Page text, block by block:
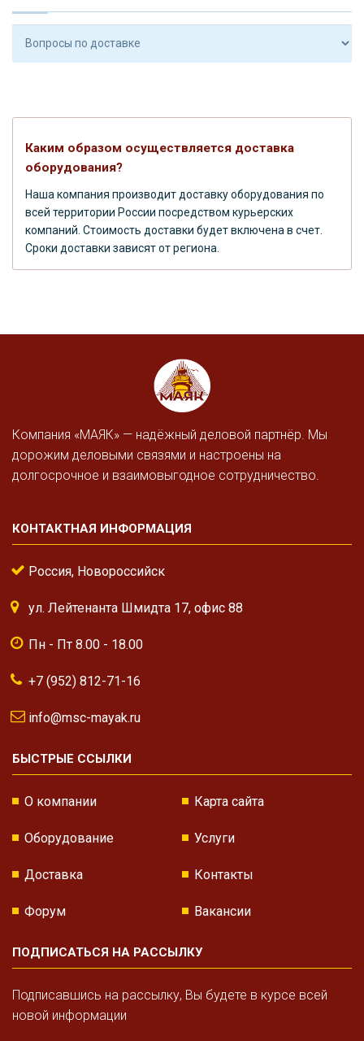
Каким образом осуществляется доставка
оборудования?
Наша компания производит доставку оборудования по
всей территории России посредством курьерских
компаний. Стоимость доставки будет включена в счет.
Сроки доставки зависят от региона.
Компания «МАЯК» — надёжный деловой партнёр. Мы
дорожим деловыми связями и настроены на
долгосрочное и взаимовыгодное сотрудничество.
КОНТАКТНАЯ ИНФОРМАЦИЯ
Россия, Новороссийск
ул. Лейтенанта Шмидта 17, офис 88
Пн - Пт 8.00 - 18.00
+7 (952) 812-71-16
info@msc-mayak.ru
БЫСТРЫЕ ССЫЛКИ
О компании Карта сайта
Оборудование Услуги
Доставка Контакты
Форум Вакансии
ПОДПИСАТЬСЯ НА РАССЫЛКУ
Подписавшись на рассылку, Вы будете в курсе всей
новой информации